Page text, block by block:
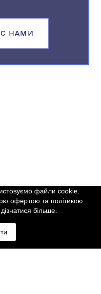
С НАМИ
файли cookie.
офертою та політикою
більше.